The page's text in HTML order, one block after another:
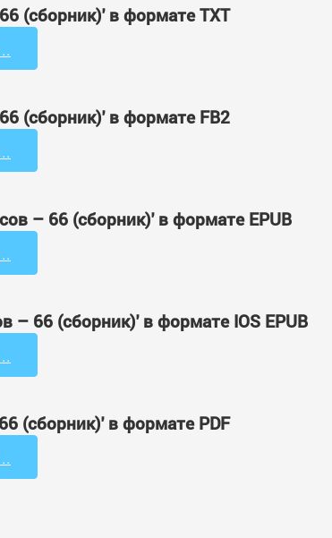
(сборник)' в формате TXT
(сборник)' в формате FB2
– 66 (сборник)' в формате EPUB
– 66 (сборник)' в формате IOS EPUB
(сборник)' в формате PDF